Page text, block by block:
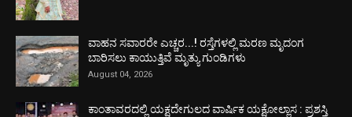
ವಾಹನ ಸವಾರರೇ ಎಚ್ಚರ...! ರಸ್ತೆಗಳಲ್ಲಿ ಮರಣ ಮೃದಂಗ
ಬಾರಿಸಲು ಕಾಯುತ್ತಿವೆ ಮೃತ್ಯು ಗುಂಡಿಗಳು
August 04, 2026
ಕಾಂತಾವರದಲ್ಲಿ ಯಕ್ಷದೇಗುಲದ ವಾರ್ಷಿಕ ಯಕ್ಷೋಲ್ಲಾಸ : ಪ್ರಶಸ್ತಿ